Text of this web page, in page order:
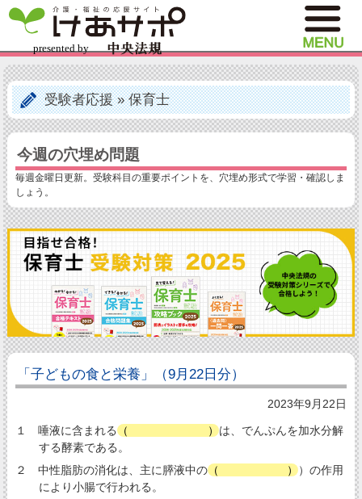
受験者応援»保育士
今週の穴埋め問題
毎週金曜日更新。受験科目の重要ポイントを、穴埋め形式で学習・確認しま
しょう。
「子どもの食と栄養」（9月22日分）
2023年9月22日
１ 唾液に含まれる（ ）は、でんぷんを加水分解
する酵素である。
２ 中性脂肪の消化は、主に膵液中の（ ））の作用
により小腸で行われる。